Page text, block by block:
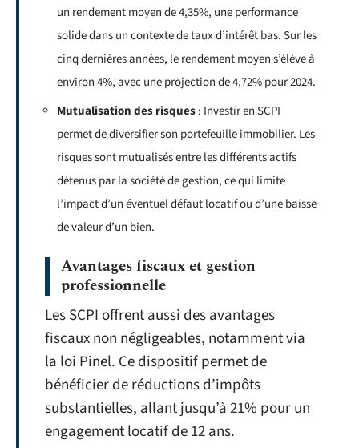
un rendement moyen de 4,35%, une performance
solide dans un contexte de taux d’intérêt bas. Sur les
cinq dernières années, le rendement moyen s’élève à
environ 4%, avec une projection de 4,72% pour 2024.
Mutualisation des risques: Investir en SCPI
permet de diversifier son portefeuille immobilier. Les
risques sont mutualisés entre les différents actifs
détenus par la société de gestion, ce qui limite
l’impact d’un éventuel défaut locatif ou d’une baisse
de valeur d’un bien.
Avantages fiscaux et gestion
professionnelle
Les SCPI offrent aussi des avantages
fiscaux non négligeables, notamment via
la loi Pinel. Ce dispositif permet de
bénéficier de réductions d’impôts
substantielles, allant jusqu’à 21% pour un
engagement locatif de 12 ans.